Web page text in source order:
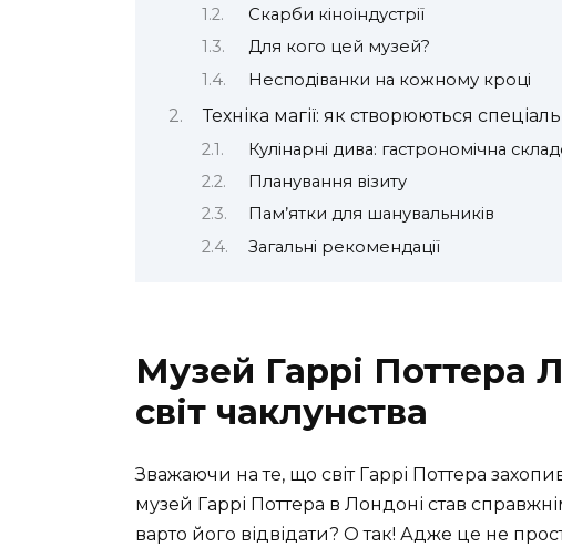
Скарби кіноіндустрії
Для кого цей музей?
Несподіванки на кожному кроці
Техніка магії: як створюються
Кулінарні дива: гастрономічна
Планування візиту
Пам’ятки для шанувальників
Загальні рекомендації
Музей Гаррі Поттера
світ чаклунства
Зважаючи на те, що світ Гаррі Поттера
музей Гаррі Поттера в Лондоні став
варто його відвідати? О так! Адже це не